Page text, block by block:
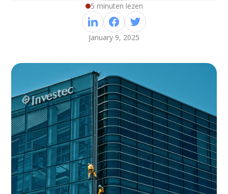
5 minuten lezen
January 9, 2025